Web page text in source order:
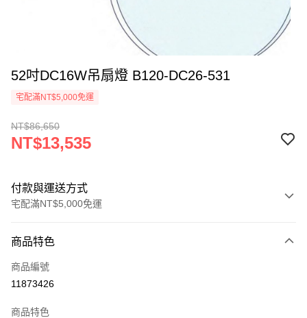
52吋DC16W吊扇燈 B120-DC26-531
宅配滿NT$5,000免運
NT$86,650
NT$13,535
付款與運送方式
宅配滿NT$5,000免運
信用卡一次付款
LINE Pay
商品特色
商品編號
11873426
商品特色